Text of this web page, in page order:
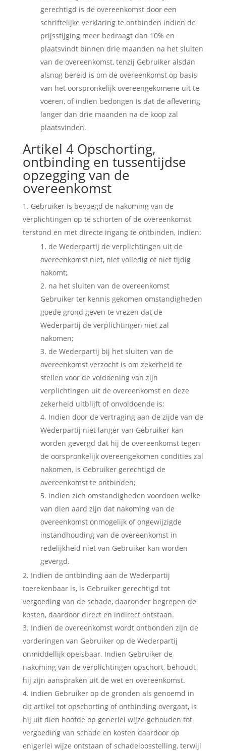
gerechtigd is de overeenkomst door een
schriftelijke verklaring te ontbinden indien de
prijsstijging meer bedraagt dan 10% en
plaatsvindt binnen drie maanden na het sluiten
van de overeenkomst, tenzij Gebruiker alsdan
alsnog bereid is om de overeenkomst op basis
van het oorspronkelijk overeengekomene uit te
voeren, of indien bedongen is dat de aflevering
langer dan drie maanden na de koop zal
plaatsvinden.
Artikel 4 Opschorting,
ontbinding en tussentijdse
opzegging van de
overeenkomst
Gebruiker is bevoegd de nakoming van de
verplichtingen op te schorten of de overeenkomst
terstond en met directe ingang te ontbinden, indien:
de Wederpartij de verplichtingen uit de
overeenkomst niet, niet volledig of niet tijdig
nakomt;
na het sluiten van de overeenkomst
Gebruiker ter kennis gekomen omstandigheden
goede grond geven te vrezen dat de
Wederpartij de verplichtingen niet zal
nakomen;
de Wederpartij bij het sluiten van de
overeenkomst verzocht is om zekerheid te
stellen voor de voldoening van zijn
verplichtingen uit de overeenkomst en deze
zekerheid uitblijft of onvoldoende is;
Indien door de vertraging aan de zijde van de
Wederpartij niet langer van Gebruiker kan
worden gevergd dat hij de overeenkomst tegen
de oorspronkelijk overeengekomen condities zal
nakomen, is Gebruiker gerechtigd de
overeenkomst te ontbinden;
indien zich omstandigheden voordoen welke
van dien aard zijn dat nakoming van de
overeenkomst onmogelijk of ongewijzigde
instandhouding van de overeenkomst in
redelijkheid niet van Gebruiker kan worden
gevergd.
Indien de ontbinding aan de Wederpartij
toerekenbaar is, is Gebruiker gerechtigd tot
vergoeding van de schade, daaronder begrepen de
kosten, daardoor direct en indirect ontstaan.
Indien de overeenkomst wordt ontbonden zijn de
vorderingen van Gebruiker op de Wederpartij
onmiddellijk opeisbaar. Indien Gebruiker de
nakoming van de verplichtingen opschort, behoudt
hij zijn aanspraken uit de wet en overeenkomst.
Indien Gebruiker op de gronden als genoemd in
dit artikel tot opschorting of ontbinding overgaat, is
hij uit dien hoofde op generlei wijze gehouden tot
vergoeding van schade en kosten daardoor op
enigerlei wijze ontstaan of schadeloosstelling, terwijl